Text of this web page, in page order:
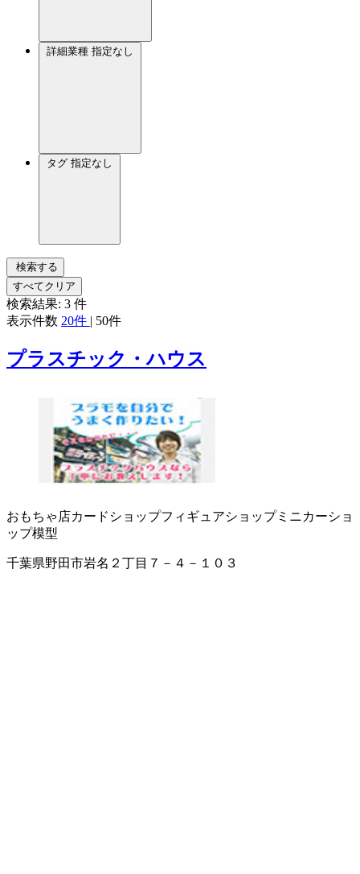
詳細業種 指定なし
タグ 指定なし
検索する
すべてクリア
検索結果: 3 件
表示件数 20件 | 50件
プラスチック・ハウス
おもちゃ店カードショップフィギュアショップミニカーショ
ップ模型
千葉県野田市岩名２丁目７－４－１０３